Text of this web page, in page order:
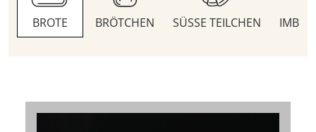
BROTE BRÖTCHEN SÜSSE TEILCHEN